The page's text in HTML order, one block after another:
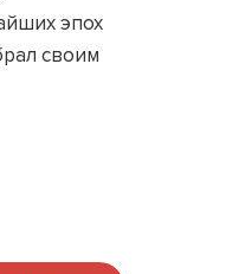
эпох
своим